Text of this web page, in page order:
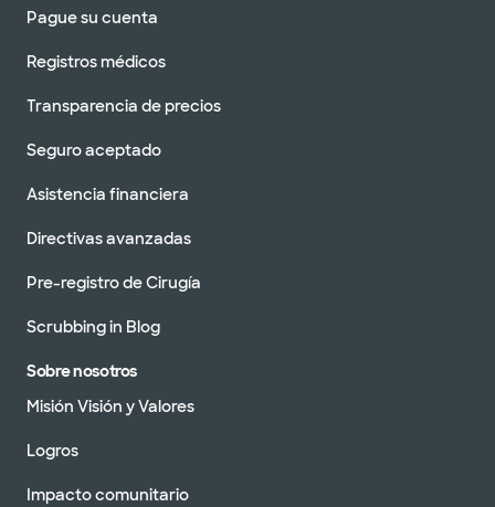
Pague su cuenta
Registros médicos
Transparencia de precios
Seguro aceptado
Asistencia financiera
Directivas avanzadas
Pre-registro de Cirugía
Scrubbing in Blog
Sobre nosotros
Misión Visión y Valores
Logros
Impacto comunitario